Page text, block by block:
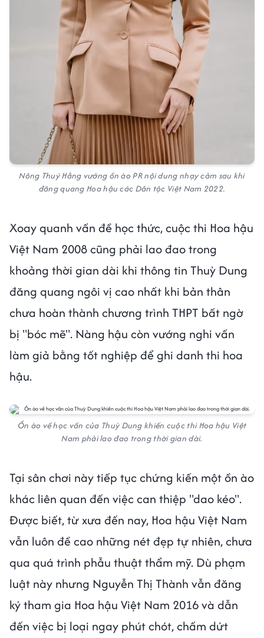
Nông Thuý Hằng vướng ồn ào PR nội dung nhạy cảm sau khi
đăng quang Hoa hậu các Dân tộc Việt Nam 2022.
Xoay quanh vấn đề học thức, cuộc thi Hoa hậu
Việt Nam 2008 cũng phải lao đao trong
khoảng thời gian dài khi thông tin Thuỳ Dung
đăng quang ngôi vị cao nhất khi bản thân
chưa hoàn thành chương trình THPT bất ngờ
bị "bóc mẽ". Nàng hậu còn vướng nghi vấn
làm giả bằng tốt nghiệp để ghi danh thi hoa
hậu.
Ồn ào về học vấn của Thuỳ Dung khiến cuộc thi Hoa hậu Việt
Nam phải lao đao trong thời gian dài.
Tại sân chơi này tiếp tục chứng kiến một ồn ào
khác liên quan đến việc can thiệp "dao kéo".
Được biết, từ xưa đến nay, Hoa hậu Việt Nam
vẫn luôn đề cao những nét đẹp tự nhiên, chưa
qua quá trình phẫu thuật thẩm mỹ. Dù phạm
luật này nhưng Nguyễn Thị Thành vẫn đăng
ký tham gia Hoa hậu Việt Nam 2016 và dẫn
đến việc bị loại ngay phút chót, chấm dứt